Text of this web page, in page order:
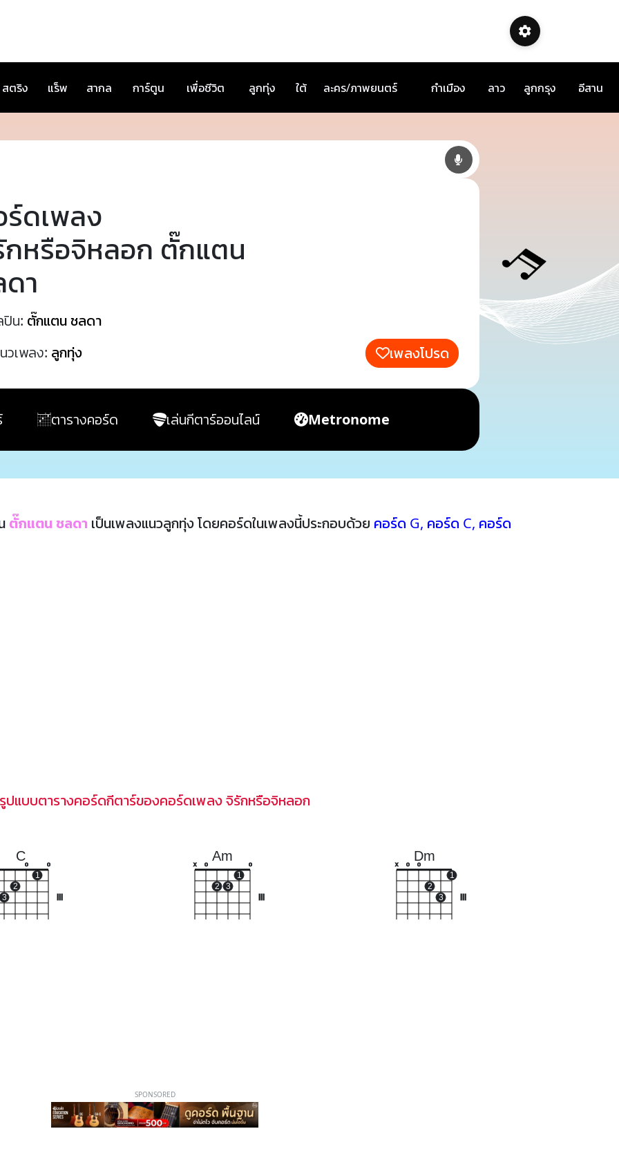
สตริง แร็พ สากล การ์ตูน เพื่อชีวิต ลูกทุ่ง ใต้ ละคร/ภาพยนตร์ กำเมือง ลาว ลูกกรุง อีสาน
ร์ดเพลง
กหรือจิหลอก ตั๊กแตน
า
ปิน: ตั๊กแตน ชลดา
วเพลง: ลูกทุ่ง เพลงโปรด
ตารางคอร์ด เล่นกีตาร์ออนไลน์ Metronome
ตั๊กแตน ชลดา เป็นเพลงแนวลูกทุ่ง โดยคอร์ดในเพลงนี้ประกอบด้วย คอร์ด G, คอร์ด C, คอร์ด
รูปแบบตารางคอร์ดกีตาร์ของคอร์ดเพลง จิรักหรือจิหลอก
C
3
2
o
1
o
Am
x o
2 3
1
o
Dm
x o o
2
3
1
SPONSORED